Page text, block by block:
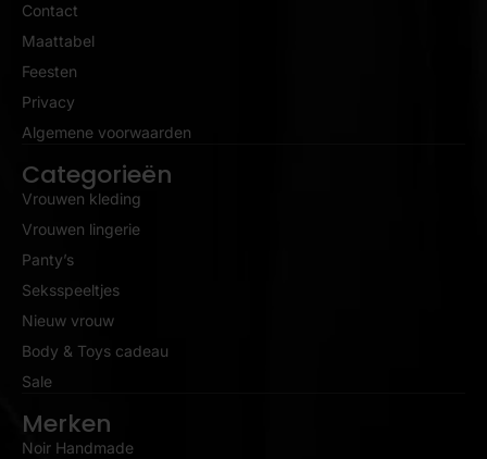
Contact
Maattabel
Feesten
Privacy
Algemene voorwaarden
Categorieën
Vrouwen kleding
Vrouwen lingerie
Panty’s
Seksspeeltjes
Nieuw vrouw
Body & Toys cadeau
Sale
Merken
Noir Handmade